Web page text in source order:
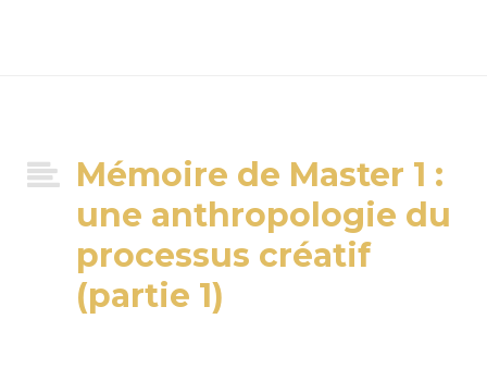
Mémoire de Master 1 :
une anthropologie du
processus créatif
(partie 1)